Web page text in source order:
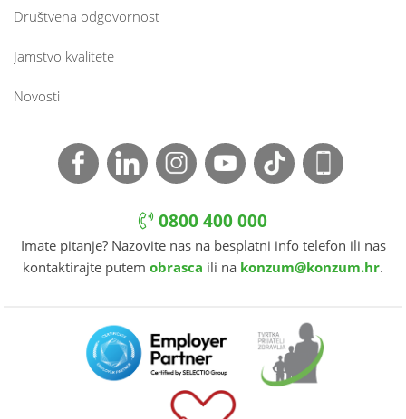
Društvena odgovornost
Jamstvo kvalitete
Novosti
0800 400 000
Imate pitanje? Nazovite nas na besplatni info telefon ili nas
kontaktirajte putem obrasca ili na konzum@konzum.hr.